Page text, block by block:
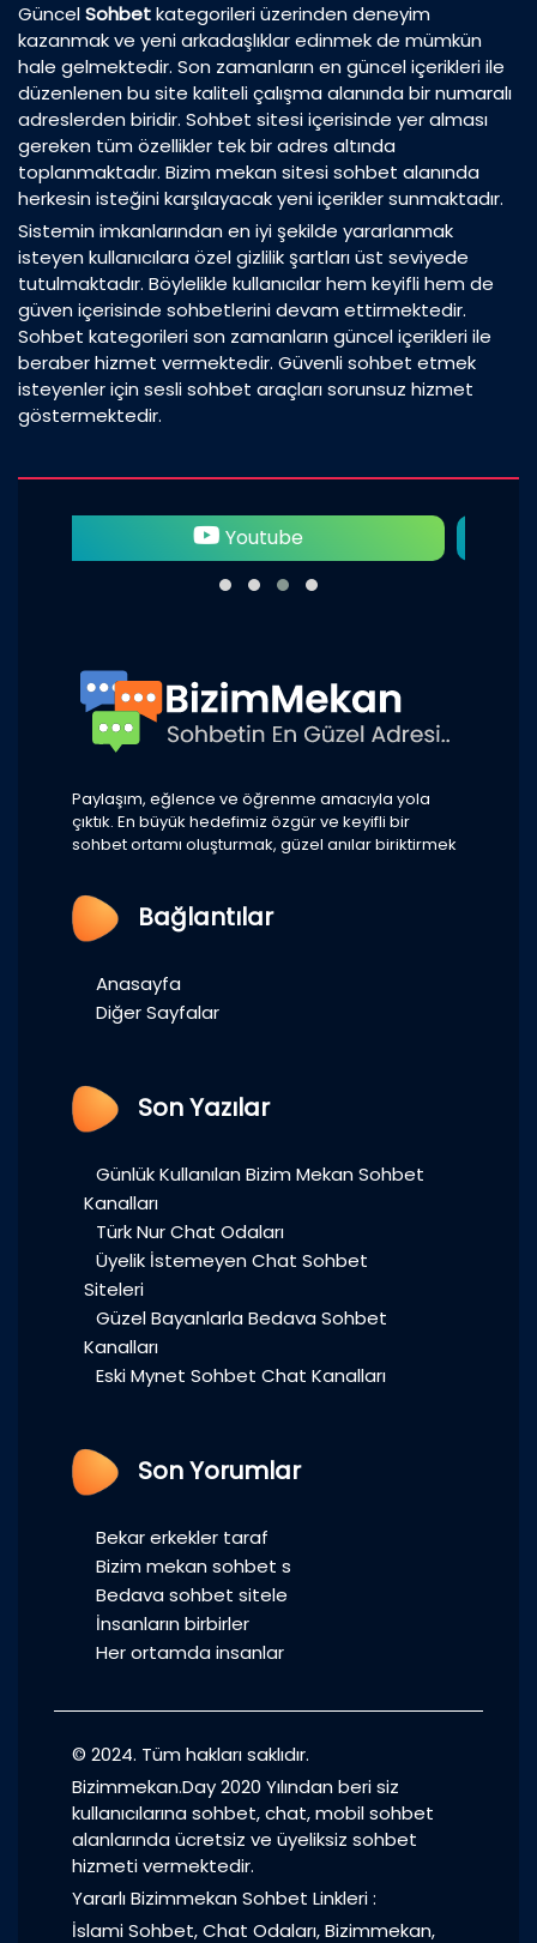
GüncelSohbetkategorileri üzerinden deneyim
kazanmak ve yeni arkadaşlıklar edinmek de mümkün
hale gelmektedir. Son zamanların en güncel içerikleri ile
düzenlenen bu site kaliteli çalışma alanında bir numaralı
adreslerden biridir. Sohbet sitesi içerisinde yer alması
gereken tüm özellikler tek bir adres altında
toplanmaktadır. Bizim mekan sitesi sohbet alanında
herkesin isteğini karşılayacak yeni içerikler sunmaktadır.
Sistemin imkanlarından en iyi şekilde yararlanmak
isteyen kullanıcılara özel gizlilik şartları üst seviyede
tutulmaktadır. Böylelikle kullanıcılar hem keyifli hem de
güven içerisinde sohbetlerini devam ettirmektedir.
Sohbet kategorileri son zamanların güncel içerikleri ile
beraber hizmet vermektedir. Güvenli sohbet etmek
isteyenler için sesli sohbet araçları sorunsuz hizmet
göstermektedir.
Twitter
Paylaşım, eğlence ve öğrenme amacıyla yola
çıktık. En büyük hedefimiz özgür ve keyifli bir
sohbet ortamı oluşturmak, güzel anılar biriktirmek
Bağlantılar
Anasayfa
Diğer Sayfalar
Son Yazılar
Günlük Kullanılan Bizim Mekan Sohbet
Kanalları
Türk Nur Chat Odaları
Üyelik İstemeyen Chat Sohbet
Siteleri
Güzel Bayanlarla Bedava Sohbet
Kanalları
Eski Mynet Sohbet Chat Kanalları
Son Yorumlar
Bekar erkekler taraf
Bizim mekan sohbet s
Bedava sohbet sitele
İnsanların birbirler
Her ortamda insanlar
© 2024. Tüm hakları saklıdır.
Bizimmekan.Day 2020 Yılından beri siz
kullanıcılarına sohbet, chat, mobil sohbet
alanlarında ücretsiz ve üyeliksiz sohbet
hizmeti vermektedir.
Yararlı Bizimmekan Sohbet Linkleri :
İslami Sohbet,Chat Odaları,Bizimmekan,